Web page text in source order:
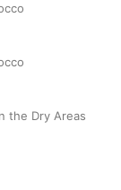
the Dry Areas